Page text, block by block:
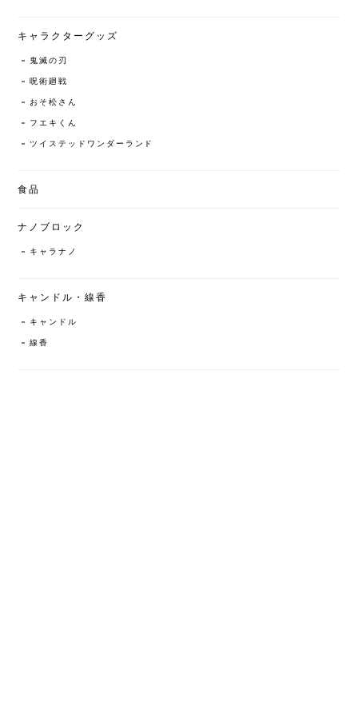
キャラクターグッズ
鬼滅の刃
呪術廻戦
おそ松さん
フエキくん
ツイステッドワンダーランド
食品
ナノブロック
キャラナノ
キャンドル・線香
キャンドル
線香